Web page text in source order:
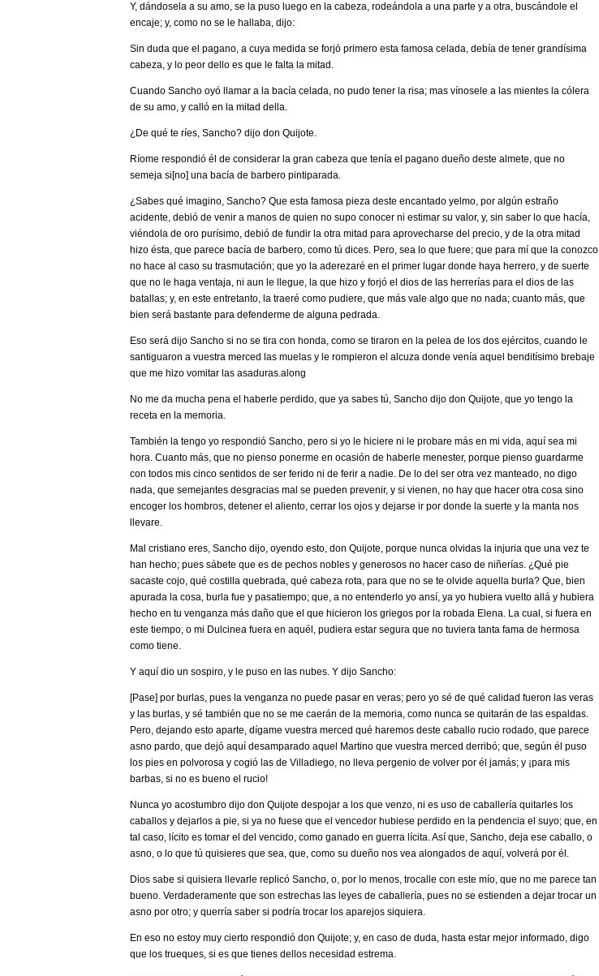
Y, dándosela a su amo, se la puso luego en la cabeza, rodeándola a una parte y a otra, buscándole el
encaje; y, como no se le hallaba, dijo:
­Sin duda que el pagano, a cuya medida se forjó primero esta famosa celada, debía de tener grandísima
cabeza, y lo peor dello es que le falta la mitad.
Cuando Sancho oyó llamar a la bacía celada, no pudo tener la risa; mas vínosele a las mientes la cólera
de su amo, y calló en la mitad della.
­¿De qué te ríes, Sancho? ­dijo don Quijote.
­Ríome ­respondió él­ de considerar la gran cabeza que tenía el pagano dueño deste almete, que no
semeja si[no] una bacía de barbero pintiparada.
­¿Sabes qué imagino, Sancho? Que esta famosa pieza deste encantado yelmo, por algún estraño
acidente, debió de venir a manos de quien no supo conocer ni estimar su valor, y, sin saber lo que hacía,
viéndola de oro purísimo, debió de fundir la otra mitad para aprovecharse del precio, y de la otra mitad
hizo ésta, que parece bacía de barbero, como tú dices. Pero, sea lo que fuere; que para mí que la conozco
no hace al caso su trasmutación; que yo la aderezaré en el primer lugar donde haya herrero, y de suerte
que no le haga ventaja, ni aun le llegue, la que hizo y forjó el dios de las herrerías para el dios de las
batallas; y, en este entretanto, la traeré como pudiere, que más vale algo que no nada; cuanto más, que
bien será bastante para defenderme de alguna pedrada.
­Eso será ­dijo Sancho­ si no se tira con honda, como se tiraron en la pelea de los dos ejércitos, cuando le
santiguaron a vuestra merced las muelas y le rompieron el alcuza donde venía aquel benditísimo brebaje
que me hizo vomitar las asaduras.along
­No me da mucha pena el haberle perdido, que ya sabes tú, Sancho ­dijo don Quijote­, que yo tengo la
receta en la memoria.
­También la tengo yo ­respondió Sancho­, pero si yo le hiciere ni le probare más en mi vida, aquí sea mi
hora. Cuanto más, que no pienso ponerme en ocasión de haberle menester, porque pienso guardarme
con todos mis cinco sentidos de ser ferido ni de ferir a nadie. De lo del ser otra vez manteado, no digo
nada, que semejantes desgracias mal se pueden prevenir, y si vienen, no hay que hacer otra cosa sino
encoger los hombros, detener el aliento, cerrar los ojos y dejarse ir por donde la suerte y la manta nos
llevare.
­Mal cristiano eres, Sancho ­dijo, oyendo esto, don Quijote­, porque nunca olvidas la injuria que una vez te
han hecho; pues sábete que es de pechos nobles y generosos no hacer caso de niñerías. ¿Qué pie
sacaste cojo, qué costilla quebrada, qué cabeza rota, para que no se te olvide aquella burla? Que, bien
apurada la cosa, burla fue y pasatiempo; que, a no entenderlo yo ansí, ya yo hubiera vuelto allá y hubiera
hecho en tu venganza más daño que el que hicieron los griegos por la robada Elena. La cual, si fuera en
este tiempo, o mi Dulcinea fuera en aquél, pudiera estar segura que no tuviera tanta fama de hermosa
como tiene.
Y aquí dio un sospiro, y le puso en las nubes. Y dijo Sancho:
­[Pase] por burlas, pues la venganza no puede pasar en veras; pero yo sé de qué calidad fueron las veras
y las burlas, y sé también que no se me caerán de la memoria, como nunca se quitarán de las espaldas.
Pero, dejando esto aparte, dígame vuestra merced qué haremos deste caballo rucio rodado, que parece
asno pardo, que dejó aquí desamparado aquel Martino que vuestra merced derribó; que, según él puso
los pies en polvorosa y cogió las de Villadiego, no lleva pergenio de volver por él jamás; y ¡para mis
barbas, si no es bueno el rucio!
­Nunca yo acostumbro ­dijo don Quijote­ despojar a los que venzo, ni es uso de caballería quitarles los
caballos y dejarlos a pie, si ya no fuese que el vencedor hubiese perdido en la pendencia el suyo; que, en
tal caso, lícito es tomar el del vencido, como ganado en guerra lícita. Así que, Sancho, deja ese caballo, o
asno, o lo que tú quisieres que sea, que, como su dueño nos vea alongados de aquí, volverá por él.
­Dios sabe si quisiera llevarle ­replicó Sancho­, o, por lo menos, trocalle con este mío, que no me parece tan
bueno. Verdaderamente que son estrechas las leyes de caballería, pues no se estienden a dejar trocar un
asno por otro; y querría saber si podría trocar los aparejos siquiera.
­En eso no estoy muy cierto ­respondió don Quijote­; y, en caso de duda, hasta estar mejor informado, digo
que los trueques, si es que tienes dellos necesidad estrema.